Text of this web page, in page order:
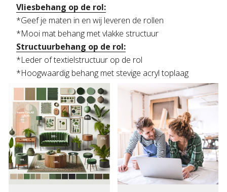
Vliesbehang op de rol:
*Geef je maten in en wij leveren de rollen
*Mooi mat behang met vlakke structuur
Structuurbehang op de rol:
*Leder of textielstructuur op de rol
*Hoogwaardig behang met stevige acryl toplaag